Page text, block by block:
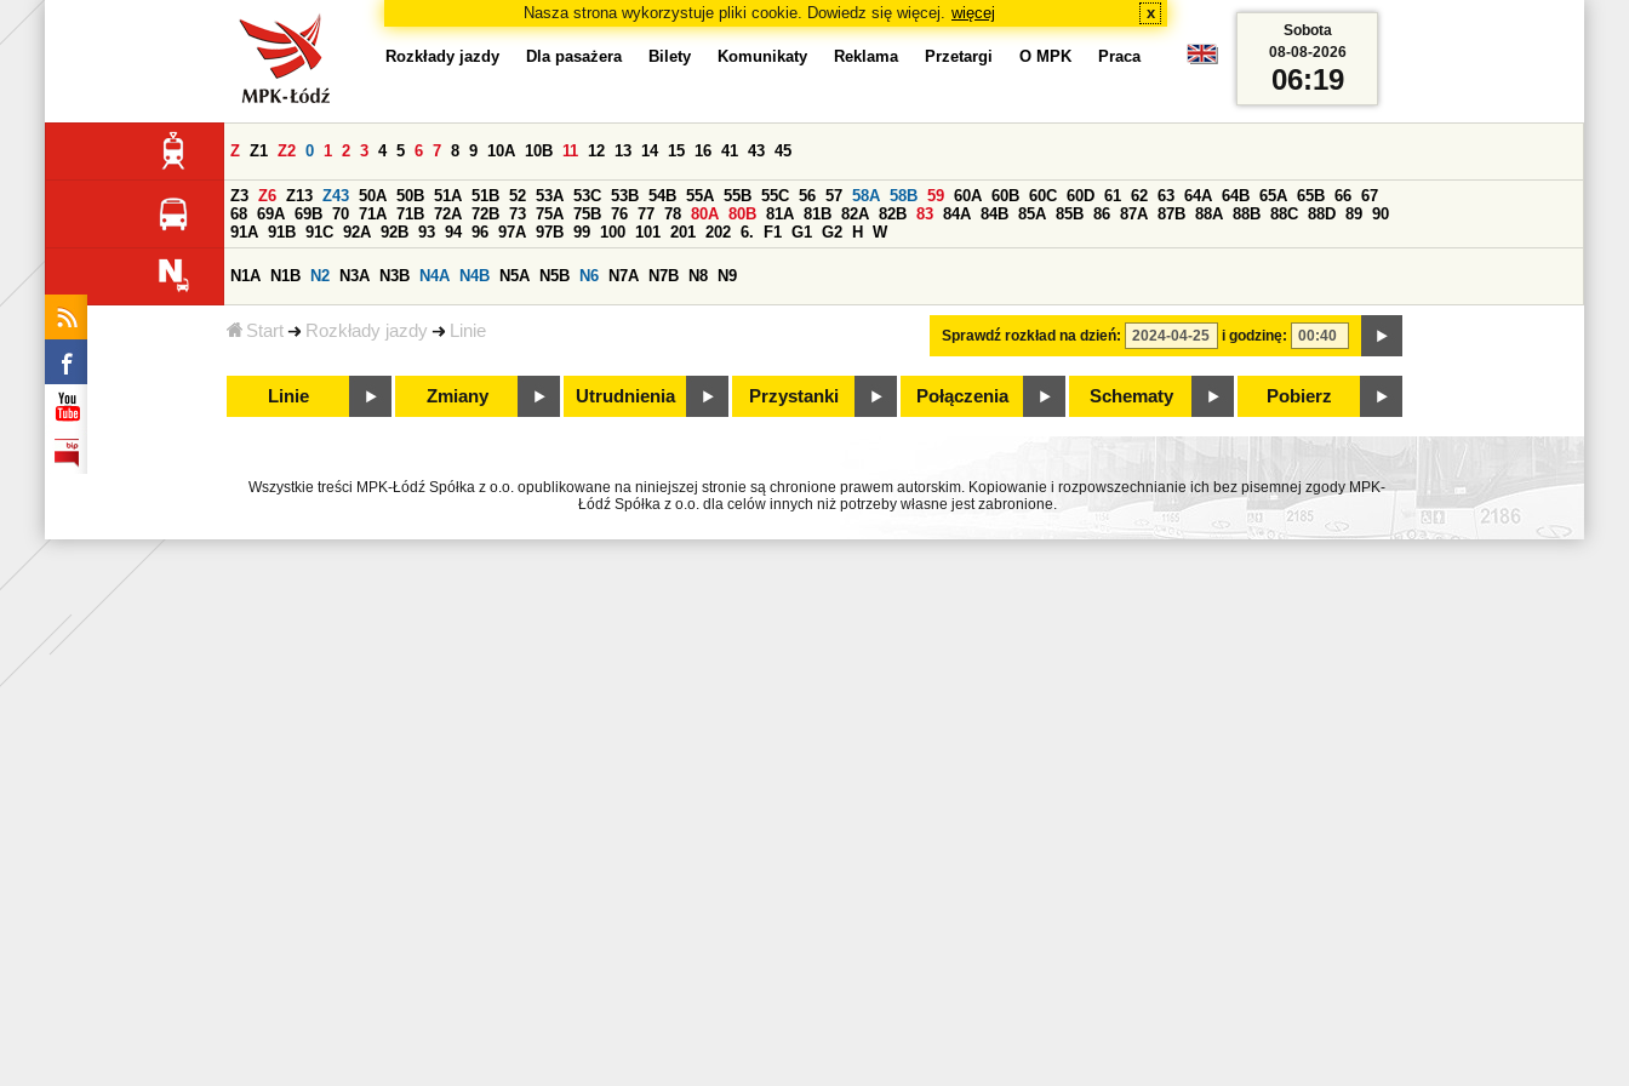
Nasza strona wykorzystuje pliki cookie. Dowiedz się więcej. więcej x
Start Rozkłady jazdy Linie
Rozkłady jazdy Dla pasażera Bilety Komunikaty Reklama Przetargi O MPK Praca
Sprawdź rozkład na dzień: i godzinę:
Z Z1 Z2 0 1 2 3 4 5 6 7 8 9 10A 10B 11 12 13 14 15 16 41 43 45
Z3 Z6 Z13 Z43 50A 50B 51A 51B 52 53A 53C 53B 54B 55A 55B 55C 56 57 58A 58B 59 60A 60B 60C 60D 61 62 63 64A 64B 65A 65B 66 67
68 69A 69B 70 71A 71B 72A 72B 73 75A 75B 76 77 78 80A 80B 81A 81B 82A 82B 83 84A 84B 85A 85B 86 87A 87B 88A 88B 88C 88D 89 90
91A 91B 91C 92A 92B 93 94 96 97A 97B 99 100 101 201 202 6. F1 G1 G2 H W
N1A N1B N2 N3A N3B N4A N4B N5A N5B N6 N7A N7B N8 N9
Linie Zmiany Utrudnienia Przystanki Połączenia Schematy Pobierz
Sobota
08-08-2026
06:19
Wszystkie treści MPK-Łódź Spółka z o.o. opublikowane na niniejszej stronie są chronione prawem autorskim. Kopiowanie i rozpowszechnianie ich bez pisemnej zgody MPK-
Łódź Spółka z o.o. dla celów innych niż potrzeby własne jest zabronione.